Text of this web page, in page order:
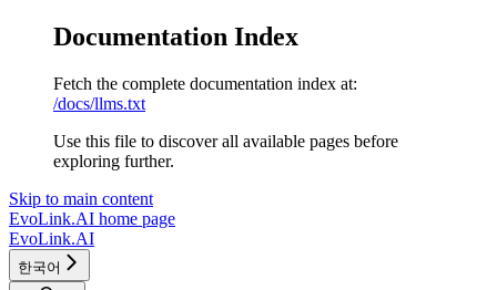
Documentation Index
Fetch the complete documentation index at:
/docs/llms.txt
Use this file to discover all available pages before
exploring further.
Skip to main content
EvoLink.AI home page
EvoLink.AI
한국어